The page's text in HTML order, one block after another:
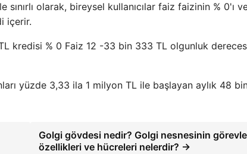
olarak, bireysel kullanıcılar faiz faizinin % 0'ı
içerir.
kredisi % 0 Faiz 12 -33 bin 333 TL olgunluk
yüzde 3,33 ila 1 milyon TL ile başlayan aylık 48
Golgi gövdesi nedir? Golgi nesnesinin
özellikleri ve hücreleri nelerdir? →